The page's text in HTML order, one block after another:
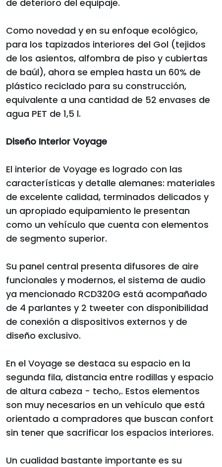
de deterioro del equipaje.
Como novedad y en su enfoque ecológico,
para los tapizados interiores del Gol (tejidos
de los asientos, alfombra de piso y cubiertas
de baúl), ahora se emplea hasta un 60% de
plástico reciclado para su construcción,
equivalente a una cantidad de 52 envases de
agua PET de 1,5 l.
Diseño Interior Voyage
El interior de Voyage es logrado con las
características y detalle alemanes: materiales
de excelente calidad, terminados delicados y
un apropiado equipamiento le presentan
como un vehículo que cuenta con elementos
de segmento superior.
Su panel central presenta difusores de aire
funcionales y modernos, el sistema de audio
ya mencionado RCD320G está acompañado
de 4 parlantes y 2 tweeter con disponibilidad
de conexión a dispositivos externos y de
diseño exclusivo.
En el Voyage se destaca su espacio en la
segunda fila, distancia entre rodillas y espacio
de altura cabeza - techo,. Estos elementos
son muy necesarios en un vehículo que está
orientado a compradores que buscan confort
sin tener que sacrificar los espacios interiores.
Un cualidad bastante importante es su